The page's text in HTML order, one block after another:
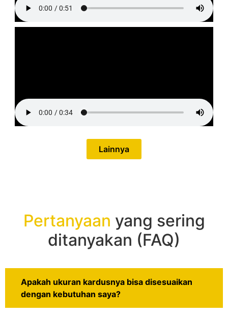
Lainnya
Pertanyaan yang sering
ditanyakan (FAQ)
Apakah ukuran kardusnya bisa disesuaikan
dengan kebutuhan saya?